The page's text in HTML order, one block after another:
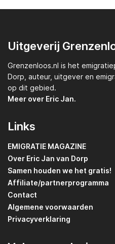
Uitgeverij
Grenzenloos.nl is het
Dorp, auteur, uitgever en
op dit gebied.
Meer over Eric Jan.
Links
EMIGRATIE MAGAZINE
Over Eric Jan van Dorp
Samen houden we het gratis!
Affiliate/partnerprogramma
Contact
Algemene voorwaarden
Privacyverklaring